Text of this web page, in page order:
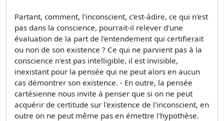
Partant, comment, l'inconscient, c'est-àdire, ce qui n'est
pas dans la conscience, pourrait-il relever d'une
évaluation de la part de l'entendement qui certifierait
ou non de son existence ? Ce qui ne parvient pas à la
conscience n'est pas intelligible, il est invisible,
inexistant pour la pensée qui ne peut alors en aucun
cas démontrer son existence. - En outre, la pensée
cartésienne nous invite à penser que si on ne peut
acquérir de certitude sur l'existence de l'inconscient, en
outre on ne peut même pas en émettre l'hypothèse.